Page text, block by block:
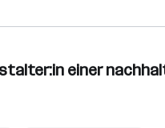
einer